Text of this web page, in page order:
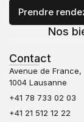
Prendre
Nos
Contact
Avenue de France,
1004 Lausanne
+41 78 733 02 03
+41 21 512 12 22